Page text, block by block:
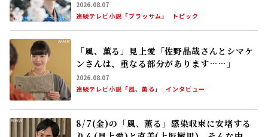
NEW
第20週の「風、薫る」は……東京に戻
ったりん(見上愛)は、直美(上坂樹里)の派出
看護婦会で働くことに。そんな中、直美は自
分の理想とした無償の看護を始める
2026.08.08
連続テレビ小説「風、薫る」
次回予告
朝ドラ「ブラッサム」ポスタービジュアル公
象的な1枚 タイトル映像は奥山大史監督、語
りは三條雅幸アナ 2026年度後期放送
2026.08.07